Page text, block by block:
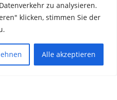
zu analysieren.
klicken, stimmen Sie der
Alle akzeptieren